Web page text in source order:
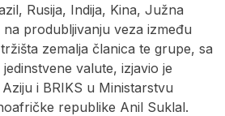
Rusija, Indija, Kina, Južna
produbljivanju veza između
zemalja članica te grupe, sa
valute, izjavio je
i BRIKS u Ministarstvu
republike Anil Suklal.